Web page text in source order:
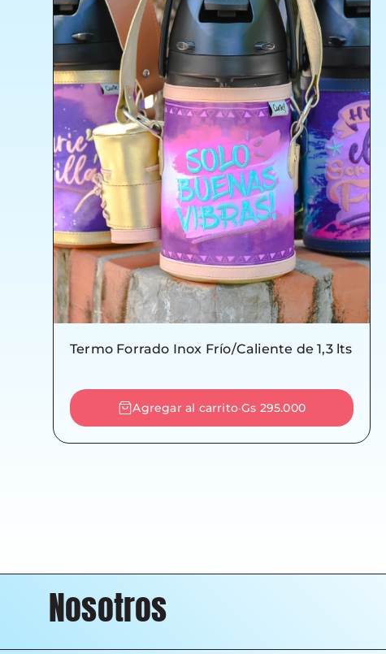
Mochila
Organizadores
PortaNotebook
Termos
Sport
Porta Hoppies
Parches
Termo Forrado Inox Frío/Caliente de 1,3 lts
Agregar al carrito-Gs 295.000
Nosotros